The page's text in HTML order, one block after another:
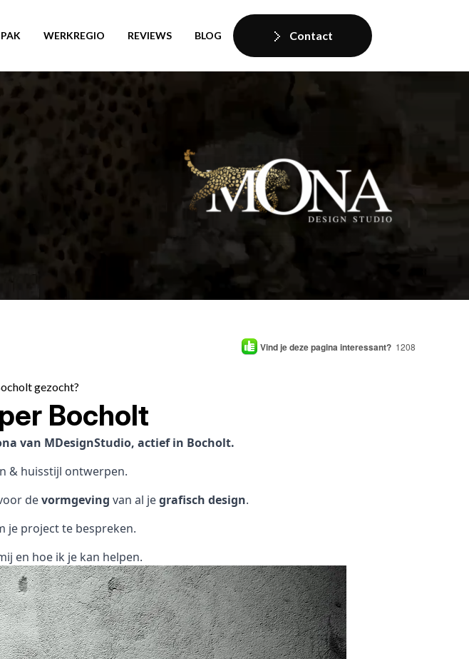
WERKREGIO REVIEWS BLOG Contact
Vind je deze pagina interessant? 1208
gezocht?
Bocholt
van MDesignStudio, actief in Bocholt.
& huisstijl ontwerpen.
devormgeving van al jegrafisch design.
je project te bespreken.
en hoe ik je kan helpen.